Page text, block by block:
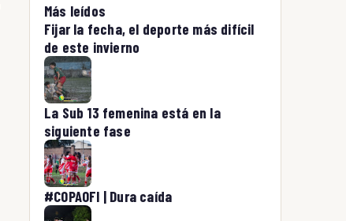
Más leídos
Fijar la fecha, el deporte más difícil
de este invierno
La Sub 13 femenina está en la
siguiente fase
#COPAOFI | Dura caída